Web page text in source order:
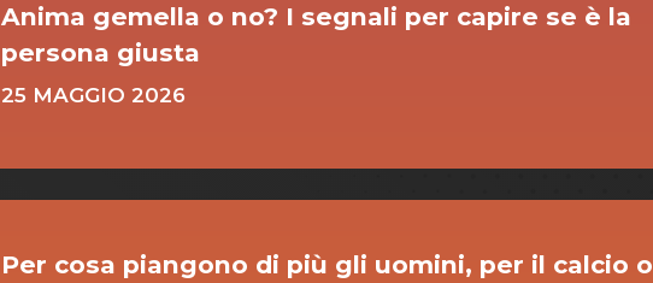
Anima gemella o no? I segnali per capire se è la
persona giusta
25 MAGGIO 2026
Per cosa piangono di più gli uomini, per il calcio o